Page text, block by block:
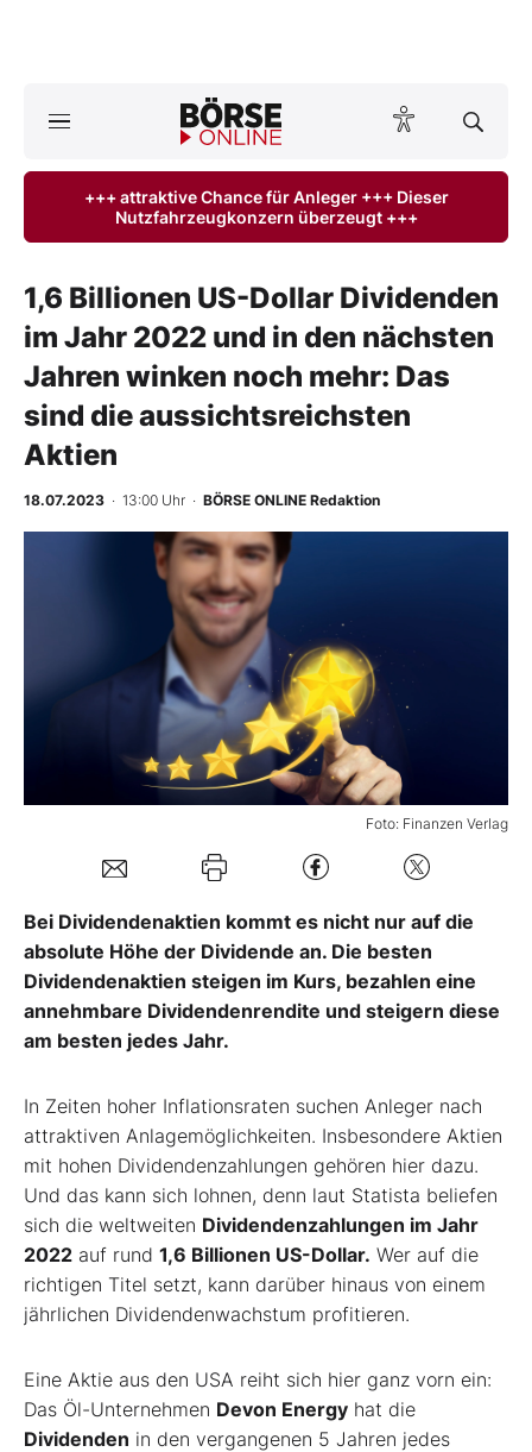
ktuelle Ausgabe BÖRSE ONLINE lesen
Anlageprodukte
Finanz-Check
Abo & Shop
BO-Musterdepots
Mein Konto
+++ attraktive Chance für Anleger +++ Dieser
Nutzfahrzeugkonzern überzeugt +++
1,6 Billionen US-Dollar Dividenden
im Jahr 2022 und in den nächsten
Jahren winken noch mehr: Das
sind die aussichtsreichsten
Aktien
18.07.2023 · 13:00 Uhr · BÖRSE ONLINE Redaktion
Foto: Finanzen Verlag
Bei Dividendenaktien kommt es nicht nur auf die
absolute Höhe der Dividende an. Die besten
Dividendenaktien steigen im Kurs, bezahlen eine
annehmbare Dividendenrendite und steigern diese
am besten jedes Jahr.
In Zeiten hoher Inflationsraten suchen Anleger nach
attraktiven Anlagemöglichkeiten. Insbesondere Aktien
mit hohen Dividendenzahlungen gehören hier dazu.
Und das kann sich lohnen, denn laut Statista beliefen
sich die weltweiten Dividendenzahlungen im Jahr
2022 auf rund 1,6 Billionen US-Dollar. Wer auf die
richtigen Titel setzt, kann darüber hinaus von einem
jährlichen Dividendenwachstum profitieren.
Eine Aktie aus den USA reiht sich hier ganz vorn ein:
Das Öl-Unternehmen Devon Energy hat die
Dividenden in den vergangenen 5 Jahren jedes